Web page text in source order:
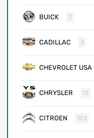
BUICK 3
CADILLAC 3
CHEVROLET USA
CHRYSLER 13
CITROEN 103